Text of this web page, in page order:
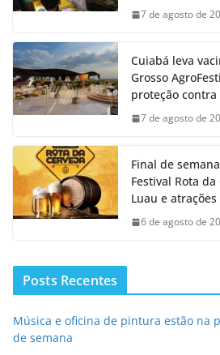
7 de agosto de
Cuiabá leva
Grosso
proteção
7 de agosto de
Final de
Festival Rota
Luau e
6 de agosto de
Posts Recentes
Música e oficina de pintura estão na
de semana